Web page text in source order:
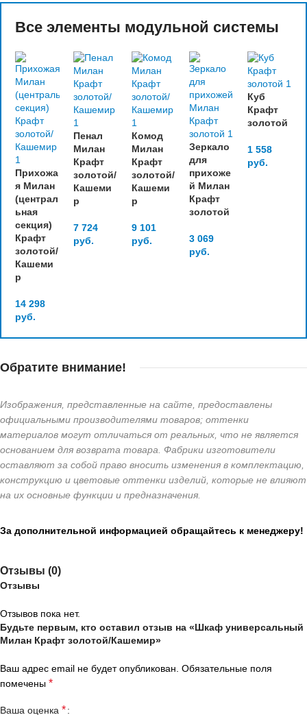
Все элементы модульной системы
Прихожа
я Милан
(централ
ьная
секция)
Крафт
золотой/
Кашеми
р
14 298
руб.
Пенал
Милан
Крафт
золотой/
Кашеми
р
7 724
руб.
Комод
Милан
Крафт
золотой/
Кашеми
р
9 101
руб.
Зеркало
для
прихоже
й Милан
Крафт
золотой
3 069
руб.
Куб
Крафт
золотой
1 558
руб.
Обратите внимание!
Изображения, представленные на сайте, предоставлены
официальными производителями товаров; оттенки
материалов могут отличаться от реальных, что не является
основанием для возврата товара. Фабрики изготовители
оставляют за собой право вносить изменения в комплектацию,
конструкцию и цветовые оттенки изделий, которые не влияют
на их основные функции и предназначения.
За дополнительной информацией обращайтесь к менеджеру!
Отзывы (0)
Отзывы
Отзывов пока нет.
Будьте первым, кто оставил отзыв на «Шкаф универсальный
Милан Крафт золотой/Кашемир»
Ваш адрес email не будет опубликован. Обязательные поля
помечены *
Ваша оценка *